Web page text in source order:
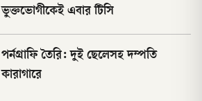
ভুক্তভোগীকেই এবার টিসি
পর্নগ্রাফি তৈরি: দুই ছেলেসহ দম্পতি
কারাগারে